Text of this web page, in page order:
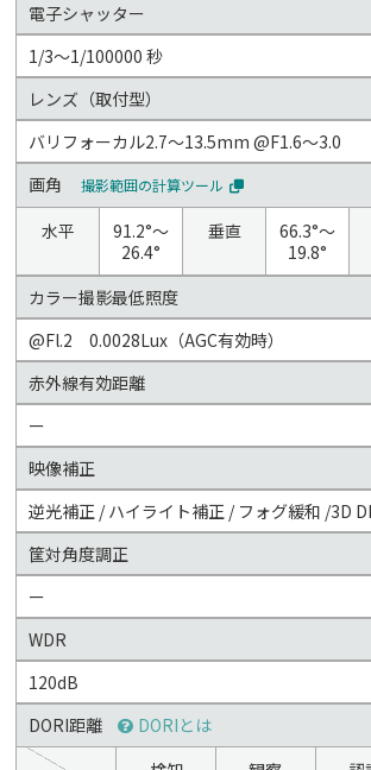
電子シャッター
1/3～1/100000 秒
レンズ（取付型）
バリフォーカル2.7～13.5mm @F1.6～3.0
画角
撮影範囲の計算ツール
水平
91.2°～
26.4°
垂直
66.3°～
19.8°
カラー撮影最低照度
@Fl.2 0.0028Lux（AGC有効時）
赤外線有効距離
ー
映像補正
逆光補正 / ハイライト補正 / フォグ緩和 /3D
筐対角度調正
ー
WDR
120dB
DORI距離
DORIとは